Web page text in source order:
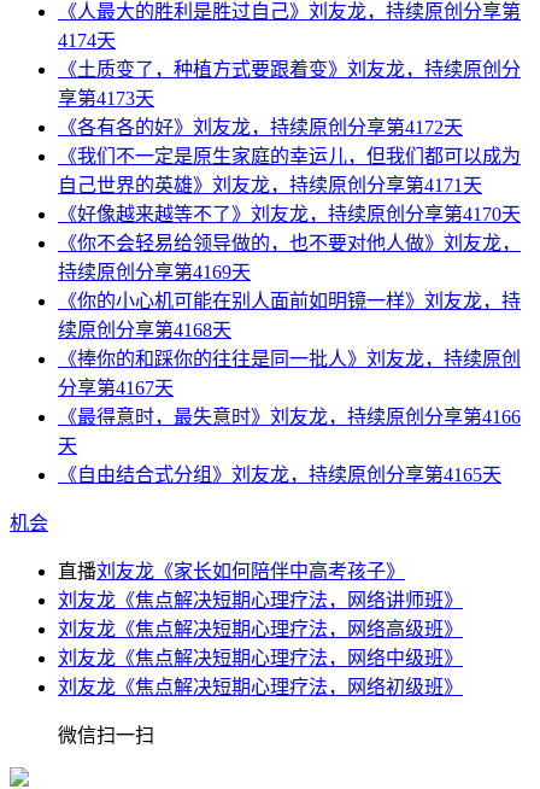
《人最大的胜利是胜过自己》刘友龙，持续原创分享第
4174天
《土质变了，种植方式要跟着变》刘友龙，持续原创分
享第4173天
《各有各的好》刘友龙，持续原创分享第4172天
《我们不一定是原生家庭的幸运儿，但我们都可以成为
自己世界的英雄》刘友龙，持续原创分享第4171天
《好像越来越等不了》刘友龙，持续原创分享第4170天
《你不会轻易给领导做的，也不要对他人做》刘友龙，
持续原创分享第4169天
《你的小心机可能在别人面前如明镜一样》刘友龙，持
续原创分享第4168天
《捧你的和踩你的往往是同一批人》刘友龙，持续原创
分享第4167天
《最得意时，最失意时》刘友龙，持续原创分享第4166
天
《自由结合式分组》刘友龙，持续原创分享第4165天
机会
直播刘友龙《家长如何陪伴中高考孩子》
刘友龙《焦点解决短期心理疗法，网络讲师班》
刘友龙《焦点解决短期心理疗法，网络高级班》
刘友龙《焦点解决短期心理疗法，网络中级班》
刘友龙《焦点解决短期心理疗法，网络初级班》
微信扫一扫